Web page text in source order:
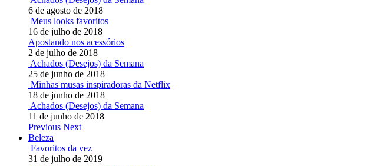
6 de agosto de 2018
Meus looks favoritos
16 de julho de 2018
Apostando nos acessórios
2 de julho de 2018
Achados (Desejos) da Semana
25 de junho de 2018
Minhas musas inspiradoras da Netflix
18 de junho de 2018
Achados (Desejos) da Semana
11 de junho de 2018
Previous Next
Beleza
Favoritos da vez
31 de julho de 2019